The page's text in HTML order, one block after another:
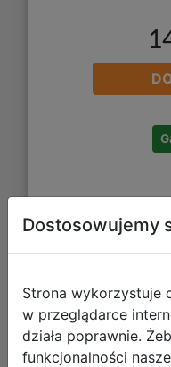
Lampka 3D
Dostosowujemy
Strona wykorzystuje
w przeglądarce
działa poprawnie.
funkcjonalności